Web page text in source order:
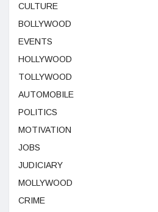
CULTURE
BOLLYWOOD
EVENTS
HOLLYWOOD
TOLLYWOOD
AUTOMOBILE
POLITICS
MOTIVATION
JOBS
JUDICIARY
MOLLYWOOD
CRIME